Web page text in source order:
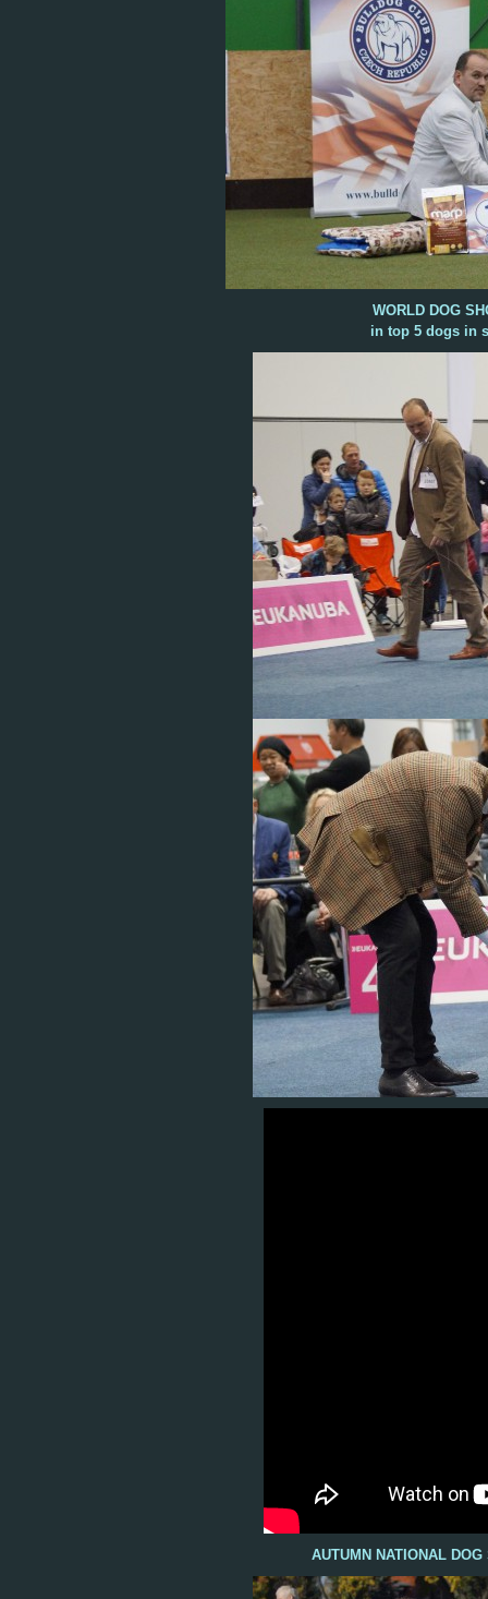
WORLD DOG
in top 5 dogs in
AUTUMN NATIONAL